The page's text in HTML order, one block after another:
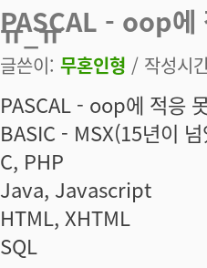
PASCAL - oop에
ㅠ_ㅠ
글쓴이: 무혼인형 / 작성시
PASCAL - oop에 적응
BASIC - MSX(15년이
C, PHP
Java, Javascript
HTML, XHTML
SQL